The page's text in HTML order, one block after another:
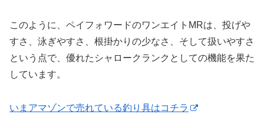
このように、ペイフォワードのワンエイトMRは、投げや
すさ、泳ぎやすさ、根掛かりの少なさ、そして扱いやすさ
という点で、優れたシャロークランクとしての機能を果た
しています。
いまアマゾンで売れている釣り具はコチラ